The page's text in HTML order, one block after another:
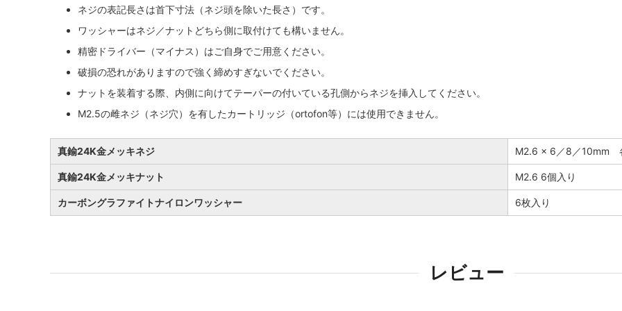
ネジの表記長さは首下寸法（ネジ頭を除いた長さ）です。
ワッシャーはネジ／ナットどちら側に取付けても構いません。
精密ドライバー（マイナス）はご自身でご用意ください。
破損の恐れがありますので強く締めすぎないでください。
ナットを装着する際、内側に向けてテーパーの付いている孔側からネジを挿入してください。
M2.5の雌ネジ（ネジ穴）を有したカートリッジ（ortofon等）には使用できません。
真鍮24K金メッキネジ M2.6 x 6／8／10mm
真鍮24K金メッキナット M2.6 6個入り
カーボングラファイトナイロンワッシャー 6枚入り
レビュー